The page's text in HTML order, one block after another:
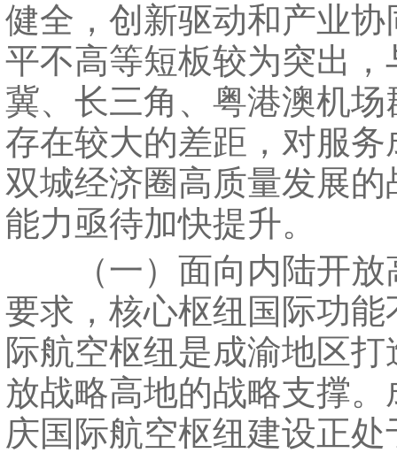
健全，创新驱动和产业协
平不高等短板较为突出，
冀、长三角、粤港澳机场
存在较大的差距，对服务
双城经济圈高质量发展的
能力亟待加快提升。
（一）面向内陆开放
要求，核心枢纽国际功能
际航空枢纽是成渝地区打
放战略高地的战略支撑。
庆国际航空枢纽建设正处